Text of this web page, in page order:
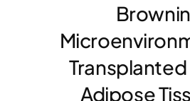
RETE
AREA SOCI
Adipose